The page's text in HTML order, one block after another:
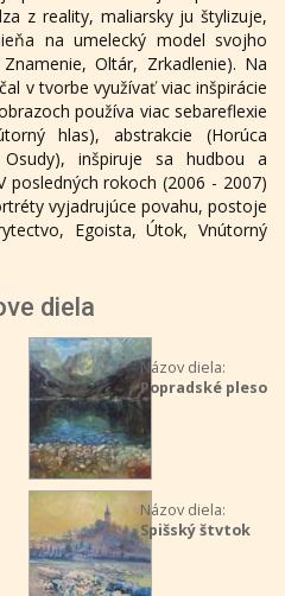
z reality, maliarsky ju štylizuje,
na umelecký model svojho
Oltár, Zrkadlenie). Na
v tvorbe využívať viac inšpirácie
používa viac sebareflexie
hlas), abstrakcie (Horúca
inšpiruje sa hudbou a
posledných rokoch (2006 - 2007)
vyjadrujúce povahu, postoje
Egoista, Útok, Vnútorný
diela
Názov diela:
Popradské pleso
Názov diela:
Spišský štvtok